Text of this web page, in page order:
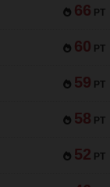
66 PT
60 PT
59 PT
58 PT
52 PT